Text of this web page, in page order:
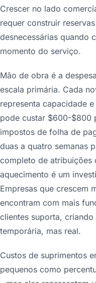
Crescer no lado
requer construir
desnecessárias quando
momento do serviço.
Mão de obra é a
escala primária. Cada
representa capacidade
pode custar $600-$800
impostos de folha de
duas a quatro semanas
completo de atribuições
aquecimento é um
Empresas que crescem
encontram com mais
clientes suporta,
temporária, mas real.
Custos de suprimentos
pequenos como